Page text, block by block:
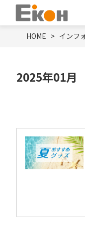
HOME インフ
2025年01月